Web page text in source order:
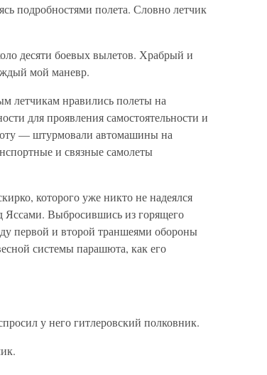
подробностями полета. Словно летчик
десяти боевых вылетов. Храбрый и
мой маневр.
летчикам нравились полеты на
для проявления самостоятельности и
— штурмовали автомашины на
и связные самолеты
которого уже никто не надеялся
Выбросившись из горящего
первой и второй траншеями обороны
системы парашюта, как его
у него гитлеровский полковник.